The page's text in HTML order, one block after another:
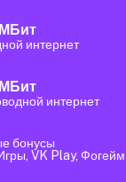
МБит
интернет
МБит
интернет
бонусы
VK Play, Фогейм